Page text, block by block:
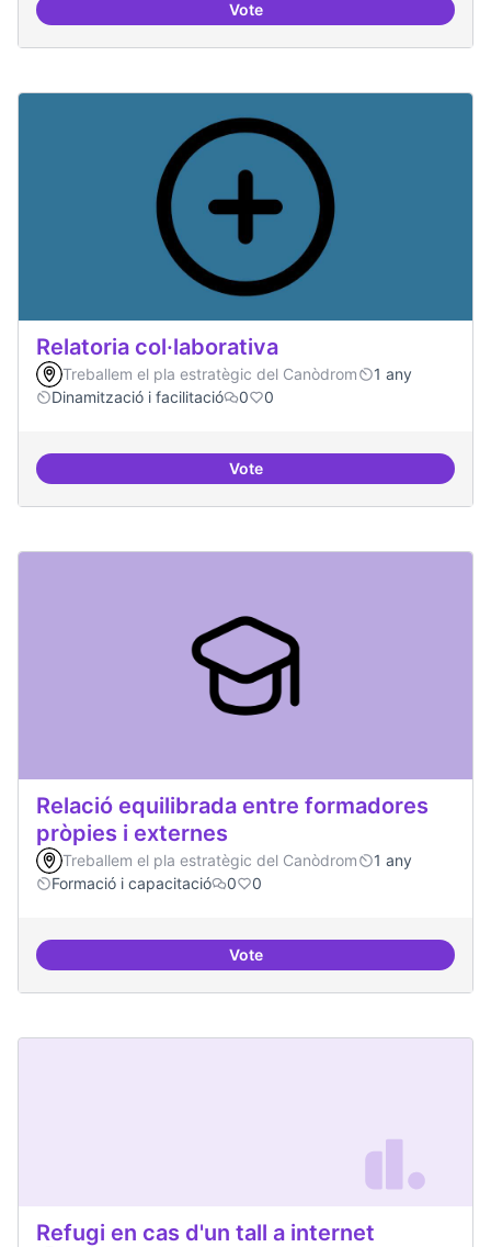
VoteRepositori de coneixement
Relatoria col·laborativa
Treballem el pla estratègic del Canòdrom
1 any
Dinamització i facilitació
0 0
VoteRelatoria col·laborativa
Relació equilibrada entre formadores
pròpies i externes
Treballem el pla estratègic del Canòdrom
1 any
Formació i capacitació
0 0
VoteRelació equilibrada entre
Refugi en cas d'un tall a internet